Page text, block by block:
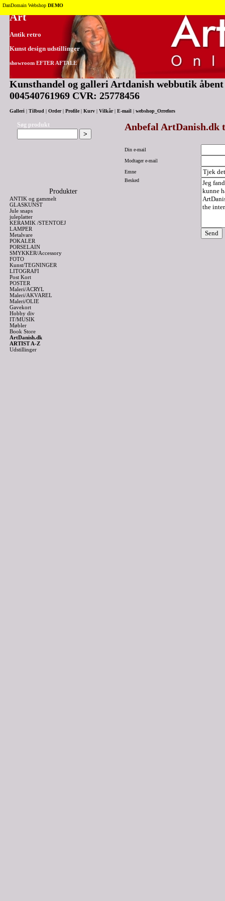
Tilbage til toppen
Art
Antik retro
Kunst design udstillinger
showroom EFTER AFTALE
Kunsthandel og galleri Artdanish webbutik
004540761969 CVR: 25778456
Galleri Tilbud Order| Profile| Kurv Vilkår| E-mail webshop_Orrefors
Søg produkt
Produkter
ANTIK og gammelt
GLASKUNST
Jule snaps
juleplatter
KERAMIK /STENTOEJ
LAMPER
Metalvare
POKALER
PORSELAIN
SMYKKER/Accessory
FOTO
Kunst/TEGNINGER
LITOGRAFI
Post Kort
POSTER
Maleri/ACRYL
Maleri/AKVAREL
Maleri/OLIE
Gavekort
Hobby div
IT/MUSIK
Møbler
Book Store
ArtDanish.dk
ARTIST A-Z
Udstillinger
Anbefal ArtDanish.dk
Din e-mail
Modtager e-mail
Emne
Besked
DanDomain Webshop DEMO